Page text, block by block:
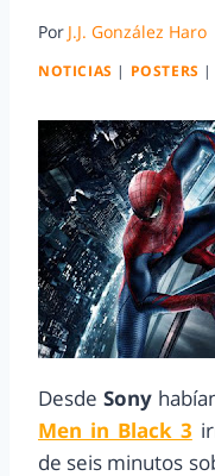
Por J.J. González Haro
NOTICIAS | POSTERS |
DesdeSony
Men in Black 3
de seis minutos